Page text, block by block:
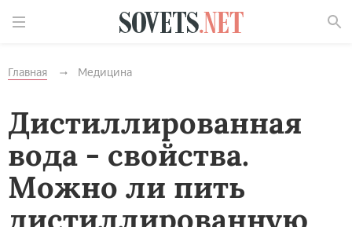
Главная Медицина
Дистиллированная
вода - свойства.
Можно ли пить
дистиллированную